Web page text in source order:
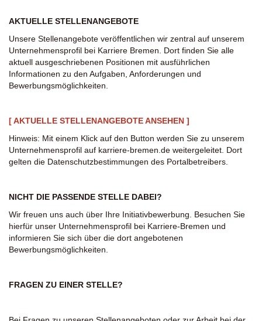
AKTUELLE STELLENANGEBOTE
Unsere Stellenangebote veröffentlichen wir zentral auf unserem
Unternehmensprofil bei Karriere Bremen. Dort finden Sie alle
aktuell ausgeschriebenen Positionen mit ausführlichen
Informationen zu den Aufgaben, Anforderungen und
Bewerbungsmöglichkeiten.
[AKTUELLE STELLENANGEBOTE ANSEHEN ]
Hinweis: Mit einem Klick auf den Button werden Sie zu unserem
Unternehmensprofil auf karriere-bremen.de weitergeleitet. Dort
gelten die Datenschutzbestimmungen des Portalbetreibers.
NICHT DIE PASSENDE STELLE DABEI?
Wir freuen uns auch über Ihre Initiativbewerbung. Besuchen Sie
hierfür unser Unternehmensprofil bei Karriere-Bremen und
informieren Sie sich über die dort angebotenen
Bewerbungsmöglichkeiten.
FRAGEN ZU EINER STELLE?